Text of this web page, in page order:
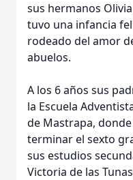
sus hermanos
tuvo una infancia
rodeado del amor
abuelos.
A los 6 años sus
la Escuela
de Mastrapa,
terminar el sexto
sus estudios
Victoria de las